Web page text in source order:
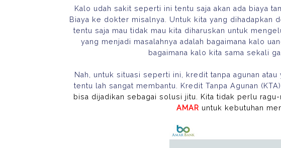
Kalo udah sakit seperti ini tentu saja akan ada biaya
Biaya ke dokter misalnya. Untuk kita yang dihadapkan
tentu saja mau tidak mau kita diharuskan untuk
yang menjadi masalahnya adalah bagaimana kalo
bagaimana kalo kita sama sekali
Nah, untuk situasi seperti ini, kredit tanpa agunan
tentu lah sangat membantu. Kredit Tanpa Agunan
bisa dijadikan sebagai solusi jitu. Kita tidak perlu
AMAR untuk kebutuhan